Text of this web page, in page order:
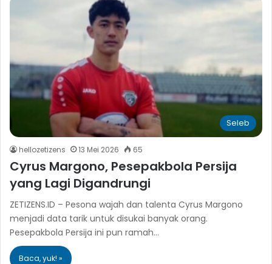
Seleb
hellozetizens 13 Mei 2026 65
Cyrus Margono, Pesepakbola Persija
yang Lagi Digandrungi
ZETIZENS.ID – Pesona wajah dan talenta Cyrus Margono
menjadi data tarik untuk disukai banyak orang.
Pesepakbola Persija ini pun ramah…
Baca, yuk! »